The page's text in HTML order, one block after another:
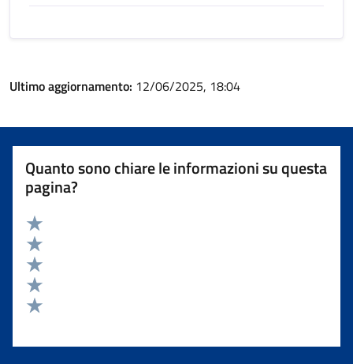
Ultimo aggiornamento: 12/06/2025, 18:04
Quanto sono chiare le informazioni su questa
pagina?
Valuta 5 stelle su 5
Valuta 4 stelle su 5
Valuta 3 stelle su 5
Valuta 2 stelle su 5